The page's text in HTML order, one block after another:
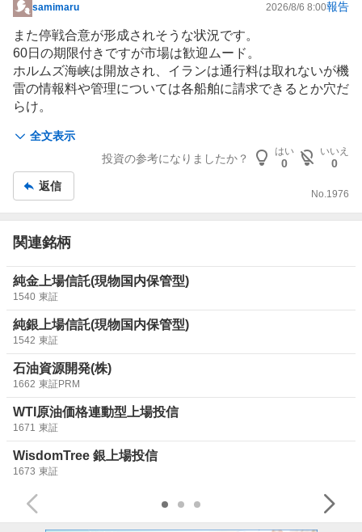
導弾は約半分を消費したとしている。
米戦略国際問題研究所（ＣＳＩＳ）も、迎撃ミサイルの
著しい消耗が対中抑止力の低下を招く恐れがあると指摘し
ている。
イランの勝ち、トランプの負け
掲
示
板
記
事
samimaru 2026/8/6 8:00報告
全文表示
また停戦合意が形成されそうな状況です。
60日の期限付きですが市場は歓迎ムード。
ホルムズ海峡は開放され、イランは通行料は取れないが機
雷の情報料や管理については各船舶に請求できるとか穴だ
らけ。
投資の参考になりましたか？
はい
0
いいえ
0
返信
No.1976
関連銘柄
純金上場信託(現物国内保管型)
1540 東証
純銀上場信託(現物国内保管型)
1542 東証
石油資源開発(株)
1662 東証PRM
WTI原油価格連動型上場投信
1671 東証
WisdomTree 銀上場投信
1673 東証